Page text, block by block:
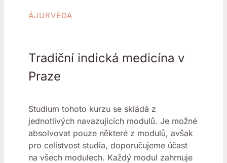
ÁJURVÉDA
Tradiční indická medicína v
Praze
Studium tohoto kurzu se skládá z
jednotlivých navazujících modulů. Je možné
absolvovat pouze některé z modulů, avšak
pro celistvost studia, doporučujeme účast
na všech modulech. Každý modul zahrnuje